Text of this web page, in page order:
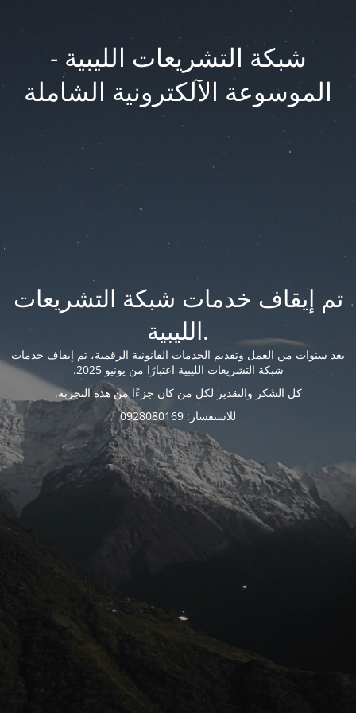
شبكة التشريعات الليبية -
الموسوعة الآلكترونية الشاملة
تم إيقاف خدمات شبكة التشريعات
الليبية.
بعد سنوات من العمل وتقديم الخدمات القانونية الرقمية، تم إيقاف خدمات
شبكة التشريعات الليبية اعتبارًا من يونيو 2025.
كل الشكر والتقدير لكل من كان جزءًا من هذه التجربة.
للاستفسار: 0928080169